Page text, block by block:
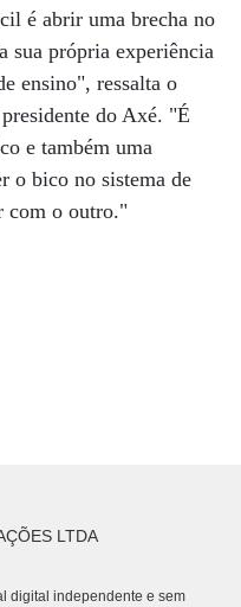
é abrir uma brecha no
sua própria experiência
ensino", ressalta o
do Axé. "É
e também uma
o bico no sistema de
com o outro."
LTDA
digital independente e sem